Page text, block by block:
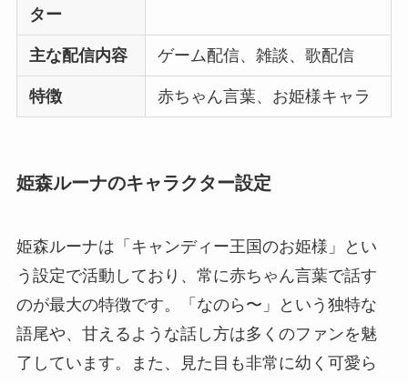
ター
主な配信内容 ゲーム配信、雑談、歌配信
特徴 赤ちゃん言葉、お姫様キャラ
姫森ルーナのキャラクター設定
姫森ルーナは「キャンディー王国のお姫様」とい
う設定で活動しており、常に赤ちゃん言葉で話す
のが最大の特徴です。「なのら〜」という独特な
語尾や、甘えるような話し方は多くのファンを魅
了しています。また、見た目も非常に幼く可愛ら